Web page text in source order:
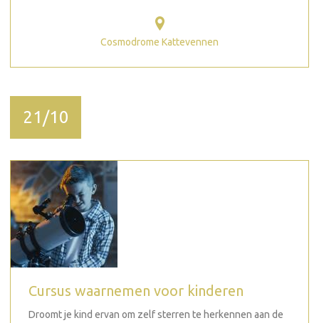
Cosmodrome Kattevennen
21/10
Cursus waarnemen voor kinderen
Droomt je kind ervan om zelf sterren te herkennen aan de